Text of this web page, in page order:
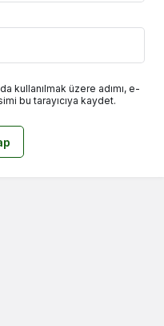
kullanılmak üzere adımı, e-
bu tarayıcıya kaydet.